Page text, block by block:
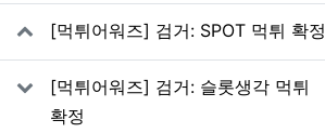
관련자료
[먹튀어워즈] 검거: SPOT 먹튀 확정
[먹튀어워즈] 검거: 슬롯생각 먹튀
확정